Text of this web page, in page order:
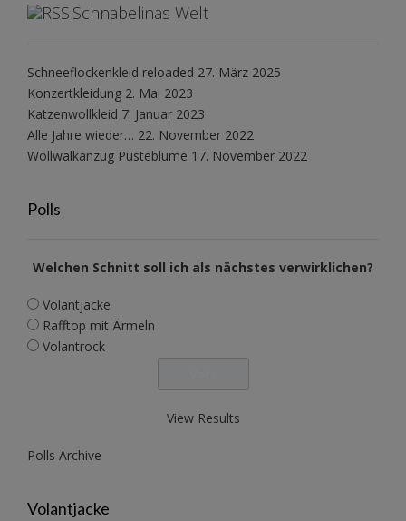
Schnabelinas Welt
Schneeflockenkleid reloaded 27. März 2025
Konzertkleidung 2. Mai 2023
Katzenwollkleid 7. Januar 2023
Alle Jahre wieder… 22. November 2022
Wollwalkanzug Pusteblume 17. November 2022
Polls
Welchen Schnitt soll ich als nächstes verwirklichen?
Volantjacke
Rafftop mit Ärmeln
Volantrock
View Results
Polls Archive
Volantjacke